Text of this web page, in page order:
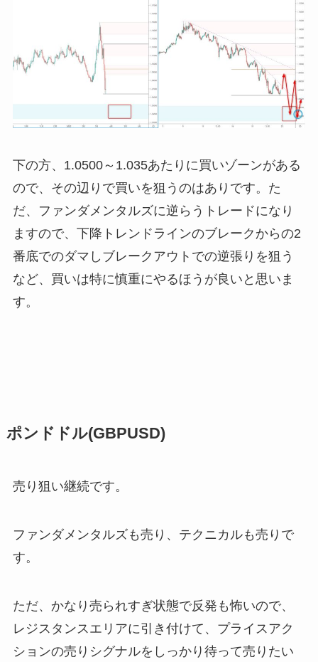
下の方、1.0500～1.035あたりに買いゾーンがある
ので、その辺りで買いを狙うのはありです。た
だ、ファンダメンタルズに逆らうトレードになり
ますので、下降トレンドラインのブレークからの2
番底でのダマしブレークアウトでの逆張りを狙う
など、買いは特に慎重にやるほうが良いと思いま
す。
ポンドドル(GBPUSD)
売り狙い継続です。
ファンダメンタルズも売り、テクニカルも売りで
す。
ただ、かなり売られすぎ状態で反発も怖いので、
レジスタンスエリアに引き付けて、プライスアク
ションの売りシグナルをしっかり待って売りたい